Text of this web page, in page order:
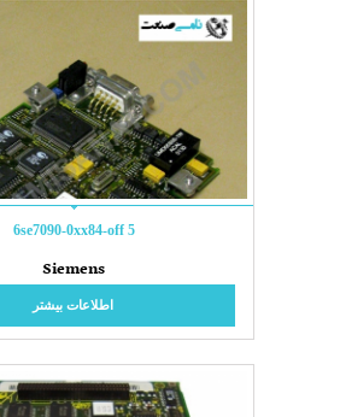
6se7090-0xx84-off 5
Siemens
اطلاعات بیشتر